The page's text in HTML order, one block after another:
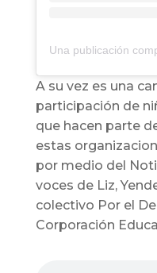
A su vez es una
participación de
que hacen parte
estas
por medio del
voces de Liz,
colectivo Por el
Corporación